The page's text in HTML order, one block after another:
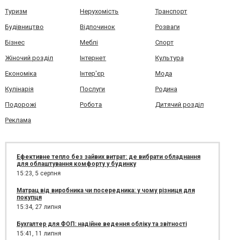
Туризм Нерухомість Транспорт
Будівництво Відпочинок Розваги
Бізнес Меблі Спорт
Жіночий розділ Інтернет Культура
Економіка Інтер'єр Мода
Кулінарія Послуги Родина
Подорожі Робота Дитячий розділ
Реклама
Ефективне тепло без зайвих витрат: де вибрати обладнання
для облаштування комфорту у будинку
15:23, 5 серпня
Матрац від виробника чи посередника: у чому різниця для
покупця
15:34, 27 липня
Бухгалтер для ФОП: надійне ведення обліку та звітності
15:41, 11 липня